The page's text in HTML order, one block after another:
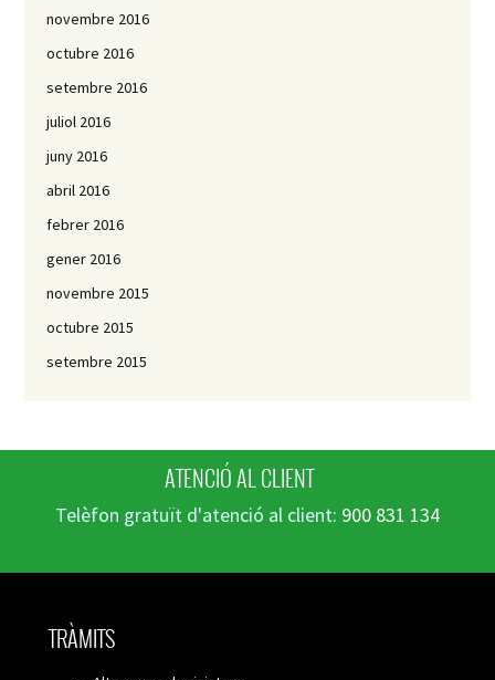
novembre 2016
octubre 2016
setembre 2016
juliol 2016
juny 2016
abril 2016
febrer 2016
gener 2016
novembre 2015
octubre 2015
setembre 2015
ATENCIÓ AL CLIENT
Telèfon gratuït d'atenció al client: 900 831 134
TRÀMITS